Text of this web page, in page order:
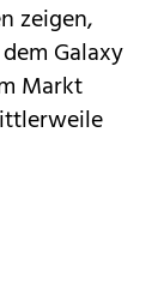
zeigen,
Galaxy
Markt